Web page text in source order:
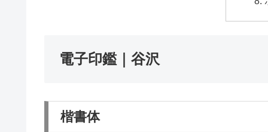
電子印鑑｜谷沢
楷書体